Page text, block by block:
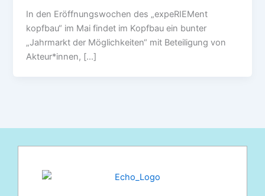
In den Eröffnungswochen des „expeRIEMent
kopfbau“ im Mai findet im Kopfbau ein bunter
„Jahrmarkt der Möglichkeiten“ mit Beteiligung von
Akteur*innen, […]